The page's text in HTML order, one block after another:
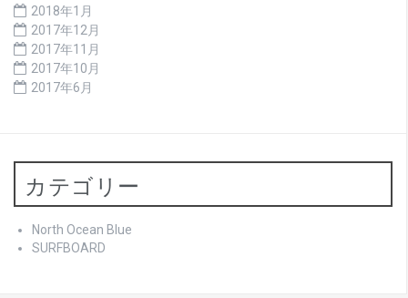
2018年1月
2017年12月
2017年11月
2017年10月
2017年6月
カテゴリー
North Ocean Blue
SURFBOARD